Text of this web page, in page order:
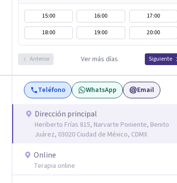
15:00 16:00
17:00
18:00
19:00 20:00
Anterior Ver más días Siguiente
Teléfono WhatsApp Email
Dirección principal
Heriberto Frías 815, Narvarte Poniente, Benito
Juárez, 03020 Ciudad de México, CDMX
Online
Terapia online